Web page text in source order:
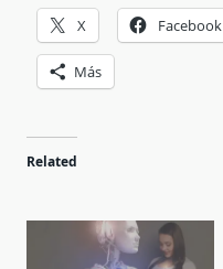
X Facebook
Más
Related